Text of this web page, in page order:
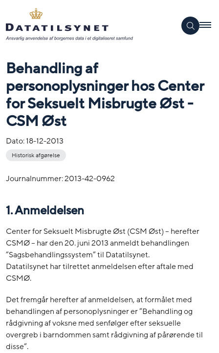
Behandling af
personoplysninger hos Center
for Seksuelt Misbrugte Øst -
CSM Øst
Dato:18-12-2013
Historisk afgørelse
Journalnummer: 2013-42-0962
1. Anmeldelsen
Center for Seksuelt Misbrugte Øst (CSM Øst) – herefter
CSMØ – har den 20. juni 2013 anmeldt behandlingen
”Sagsbehandlingssystem” til Datatilsynet.
Datatilsynet har tilrettet anmeldelsen efter aftale med
CSMØ.
Det fremgår herefter af anmeldelsen, at formålet med
behandlingen af personoplysninger er ”Behandling og
rådgivning af voksne med senfølger efter seksuelle
overgreb i barndommen samt rådgivning af pårørende til
disse”.